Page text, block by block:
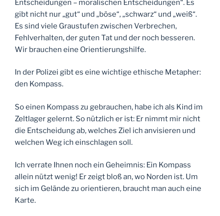
Entscheidungen – moralischen Entscheidungen“. Es
gibt nicht nur „gut“ und „böse“, „schwarz“ und „weiß“.
Es sind viele Graustufen zwischen Verbrechen,
Fehlverhalten, der guten Tat und der noch besseren.
Wir brauchen eine Orientierungshilfe.
In der Polizei gibt es eine wichtige ethische Metapher:
den Kompass.
So einen Kompass zu gebrauchen, habe ich als Kind im
Zeltlager gelernt. So nützlich er ist: Er nimmt mir nicht
die Entscheidung ab, welches Ziel ich anvisieren und
welchen Weg ich einschlagen soll.
Ich verrate Ihnen noch ein Geheimnis: Ein Kompass
allein nützt wenig! Er zeigt bloß an, wo Norden ist. Um
sich im Gelände zu orientieren, braucht man auch eine
Karte.